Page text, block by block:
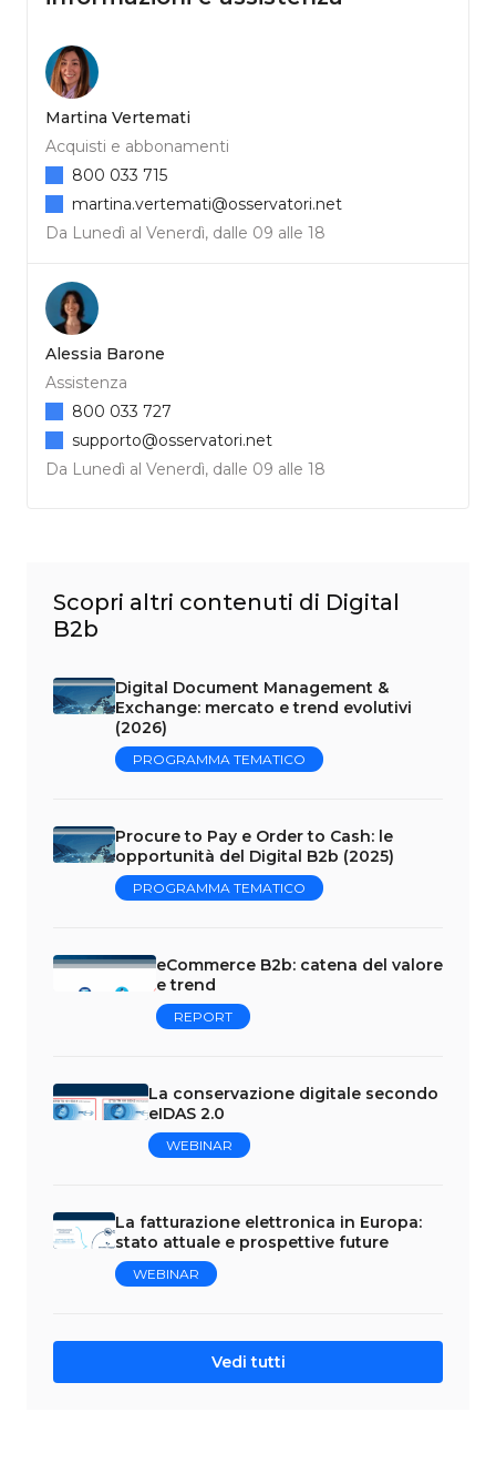
Martina Vertemati
Acquisti e abbonamenti
Da Lunedì al Venerdì, dalle 09 alle 18
800 033 715
martina.vertemati@osservatori.net
Alessia Barone
Assistenza
Da Lunedì al Venerdì, dalle 09 alle 18
800 033 727
supporto@osservatori.net
Scopri altri contenuti di Digital
B2b
Digital Document Management &
Exchange: mercato e trend evolutivi
(2026)
PROGRAMMA TEMATICO
Procure to Pay e Order to Cash: le
opportunità del Digital B2b (2025)
PROGRAMMA TEMATICO
eCommerce B2b: catena del valore
e trend
REPORT
La conservazione digitale secondo
eIDAS 2.0
WEBINAR
La fatturazione elettronica in Europa:
stato attuale e prospettive future
WEBINAR
Vedi tutti